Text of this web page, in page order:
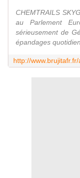
CHEMTRAILS
au Parlement
sérieusement de
épandages